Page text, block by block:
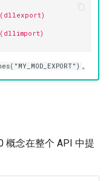
。
概念在整个 API 中提